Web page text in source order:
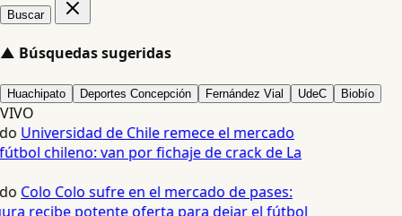
Buscar
▲ Búsquedas sugeridas
Huachipato Deportes Concepción Fernández Vial UdeC Biobío
VIVO
Universidad de Chile remece el mercado
chileno: van por fichaje de crack de La
Colo Colo sufre en el mercado de pases:
recibe potente oferta para dejar el fútbol